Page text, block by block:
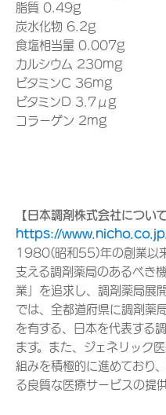
脂質 0.49g
炭水化物 6.2g
食塩相当量 0.007g
カルシウム 230mg
ビタミンC 36mg
ビタミンD 3.7μg
コラーゲン 2mg
【日本調剤株式会社について
https://
1980(昭和55)年の創業以
支える調剤薬局のあるべき
業」を追求し、調剤薬局展
では、全都道府県に調剤
を有する、日本を代表する
ます。また、ジェネリック
組みを積極的に進めており
る良質な医療サービスの提